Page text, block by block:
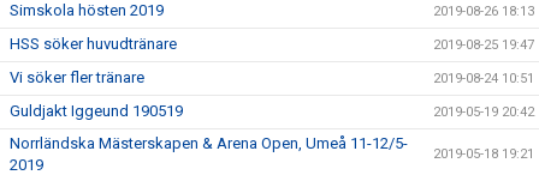
Simskola hösten 2019 2019-08-26 18:13
HSS söker huvudtränare 2019-08-25 19:47
Vi söker fler tränare 2019-08-24 10:51
Guldjakt Iggeund 190519 2019-05-19 20:42
Norrländska Mästerskapen & Arena Open, Umeå 11-12/5-
2019
2019-05-18 19:21